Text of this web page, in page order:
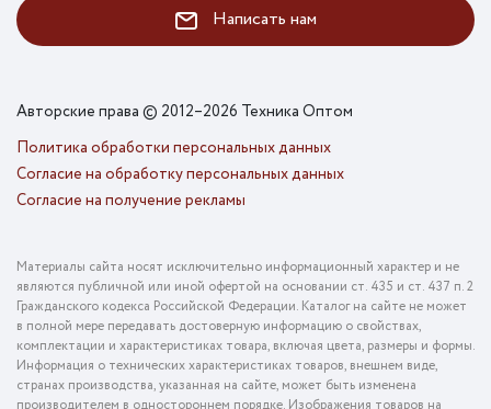
Написать нам
Авторские права © 2012–2026 Техника Оптом
Политика обработки персональных данных
Согласие на обработку персональных данных
Согласие на получение рекламы
Материалы сайта носят исключительно информационный характер и не
являются публичной или иной офертой на основании ст. 435 и ст. 437 п. 2
Гражданского кодекса Российской Федерации. Каталог на сайте не может
в полной мере передавать достоверную информацию о свойствах,
комплектации и характеристиках товара, включая цвета, размеры и формы.
Информация о технических характеристиках товаров, внешнем виде,
странах производства, указанная на сайте, может быть изменена